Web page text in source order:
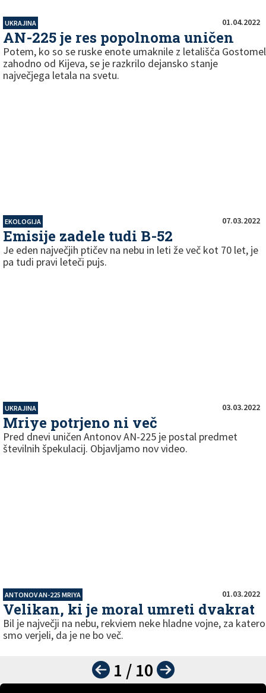
UKRAJINA 01.04.2022
AN-225 je res popolnoma uničen
Potem, ko so se ruske enote umaknile z letališča Gostomel
zahodno od Kijeva, se je razkrilo dejansko stanje
največjega letala na svetu.
EKOLOGIJA 07.03.2022
Emisije zadele tudi B-52
Je eden največjih ptičev na nebu in leti že več kot 70 let, je
pa tudi pravi leteči pujs.
UKRAJINA 03.03.2022
Mriye potrjeno ni več
Pred dnevi uničen Antonov AN-225 je postal predmet
številnih špekulacij. Objavljamo nov video.
ANTONOV AN-225 MRIYA 01.03.2022
Velikan, ki je moral umreti dvakrat
Bil je največji na nebu, rekviem neke hladne vojne, za katero
smo verjeli, da je ne bo več.
1 / 10